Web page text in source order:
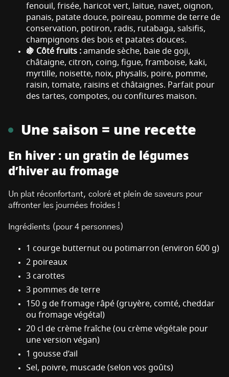
fenouil, frisée, haricot vert, laitue, navet, oignon,
panais, patate douce, poireau, pomme de terre de
conservation, potiron, radis, rutabaga, salsifis,
champignons des bois et patates douces.
🍇 Côté fruits : amande sèche, baie de goji,
châtaigne, citron, coing, figue, framboise, kaki,
myrtille, noisette, noix, physalis, poire, pomme,
raisin, tomate, raisins et châtaignes. Parfait pour
des tartes, compotes, ou confitures maison.
Une saison = une recette
En hiver : un gratin de légumes
d’hiver au fromage
Un plat réconfortant, coloré et plein de saveurs pour
affronter les journées froides !
Ingrédients (pour 4 personnes)
1 courge butternut ou potimarron (environ 600 g)
2 poireaux
3 carottes
3 pommes de terre
150 g de fromage râpé (gruyère, comté, cheddar
ou fromage végétal)
20 cl de crème fraîche (ou crème végétale pour
une version végan)
1 gousse d’ail
Sel, poivre, muscade (selon vos goûts)